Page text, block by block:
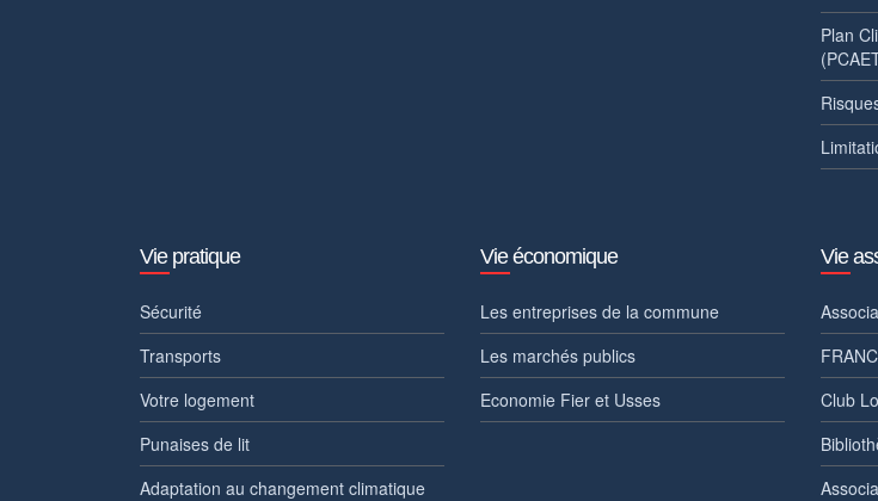
Plan
Vie pratique
Sécurité
Transports
Votre logement
Punaises de lit
Adaptation au changement climatique
Vie économique
Les entreprises de la commune
Les marchés publics
Economie Fier et Usses
Vie
Club